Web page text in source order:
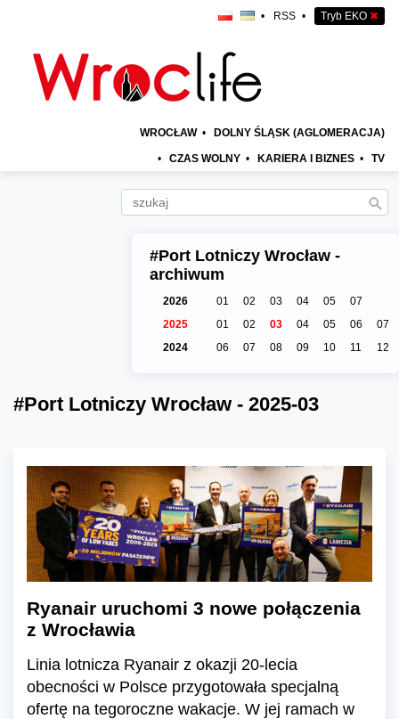
• RSS • Tryb EKO ✖
WROCŁAW • DOLNY ŚLĄSK (AGLOMERACJA)
• CZAS WOLNY • KARIERA I BIZNES • TV
#Port Lotniczy Wrocław -
archiwum
2026 01 02 03 04 05
07
2025
01 02 03 04 05 06
07
2024
06 07 08 09 10 11 12
#Port Lotniczy Wrocław - 2025-03
Ryanair uruchomi 3 nowe połączenia
z Wrocławia
Linia lotnicza Ryanair z okazji 20-lecia
obecności w Polsce przygotowała specjalną
ofertę na tegoroczne wakacje. W jej ramach w